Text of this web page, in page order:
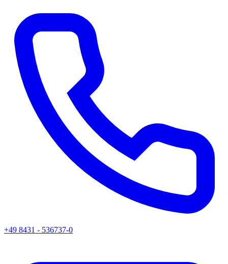
+49 8431 - 536737-0